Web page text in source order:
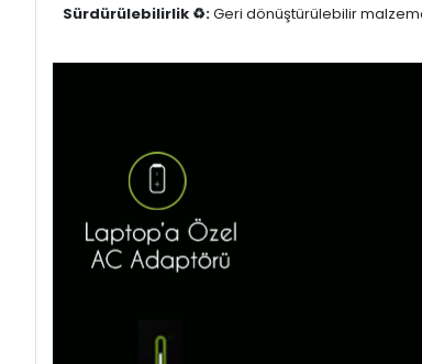
Sürdürülebilirlik ♻️:Geri dönüştürülebilir